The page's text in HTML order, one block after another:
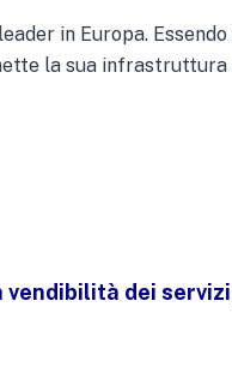
in Europa.
la sua
dei